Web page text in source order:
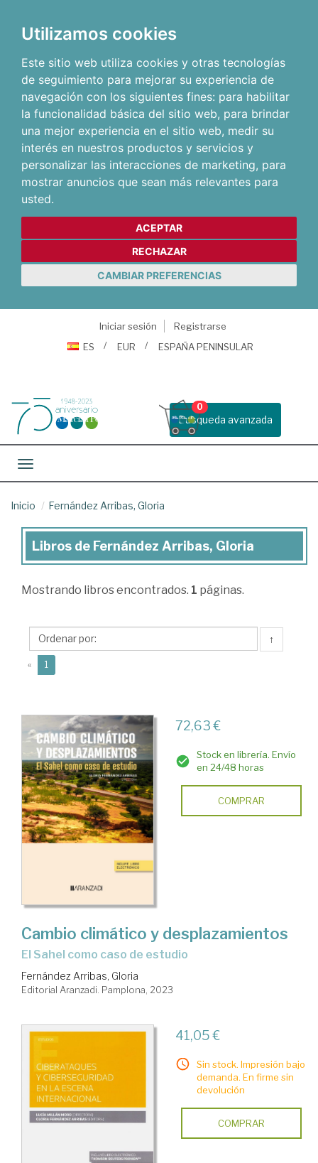
Utilizamos cookies
Este sitio web utiliza cookies y otras tecnologías
de seguimiento para mejorar su experiencia de
navegación con los siguientes fines: para habilitar
la funcionalidad básica del sitio web, para brindar
una mejor experiencia en el sitio web, medir su
interés en nuestros productos y servicios y
personalizar las interacciones de marketing, para
mostrar anuncios que sean más relevantes para
usted.
ACEPTAR
RECHAZAR
CAMBIAR PREFERENCIAS
Iniciar sesión
Registrarse
ES
EUR ESPAÑA PENINSULAR
Busqueda avanzada
0
Toggle navigation
Inicio Fernández Arribas, Gloria
Libros
Fernández
Gloria
Libros de Fernández Arribas, Gloria
Mostrando libros encontrados. 1 páginas.
↑
« 1
72,63 €
Stock en librería. Envío
en 24/48 horas
COMPRAR
Cambio climático y desplazamientos
el Sahel como caso de estudio
Fernández Arribas, Gloria
Editorial Aranzadi. Pamplona, 2023
41,05 €
Sin stock. Impresión bajo
demanda. En firme sin
devolución
COMPRAR